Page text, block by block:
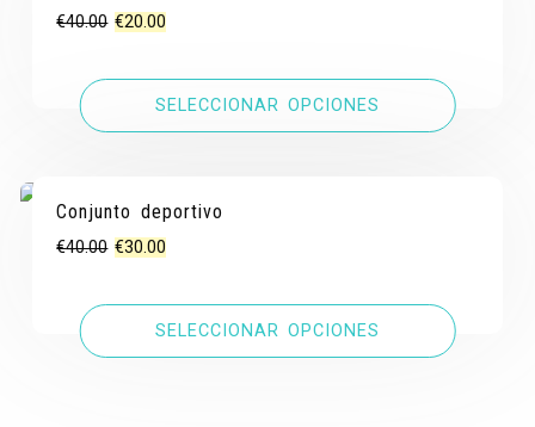
€40.00 El
original
€20.00
actual
es:
SELECCIONAR OPCIONES
Conjunto deportivo
€40.00 El
original
€30.00
actual
es:
SELECCIONAR OPCIONES